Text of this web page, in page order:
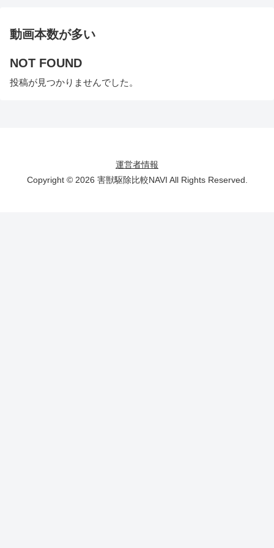
動画本数が多い
NOT FOUND
投稿が見つかりませんでした。
運営者情報
Copyright © 2026 害獣駆除比較NAVI All Rights Reserved.